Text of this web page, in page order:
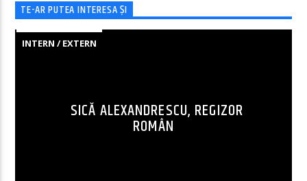
TE-AR PUTEA INTERESA ȘI
INTERN / EXTERN
SICĂ ALEXANDRESCU, REGIZOR
ROMÂN